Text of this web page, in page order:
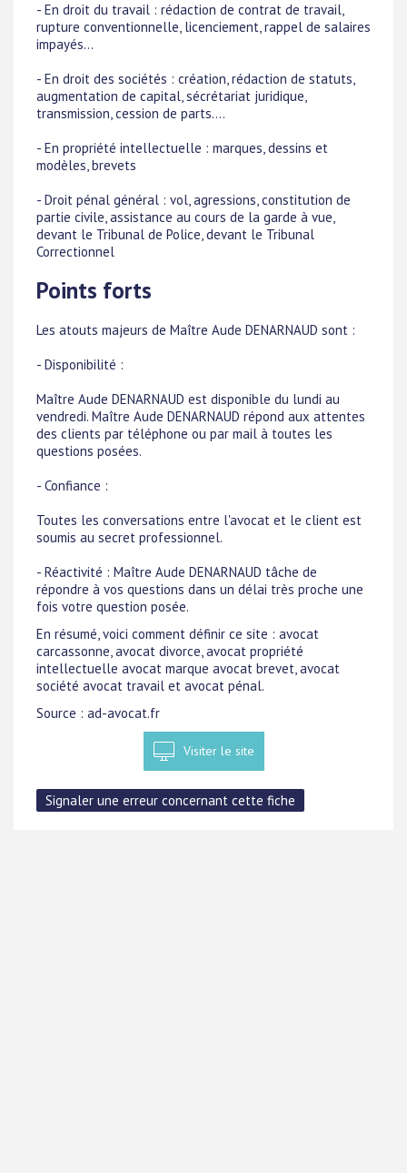
- En droit du travail : rédaction de contrat de travail,
rupture conventionnelle, licenciement, rappel de salaires
impayés...
- En droit des sociétés : création, rédaction de statuts,
augmentation de capital, sécrétariat juridique,
transmission, cession de parts....
- En propriété intellectuelle : marques, dessins et
modèles, brevets
- Droit pénal général : vol, agressions, constitution de
partie civile, assistance au cours de la garde à vue,
devant le Tribunal de Police, devant le Tribunal
Correctionnel
Points forts
Les atouts majeurs de Maître Aude DENARNAUD sont :
- Disponibilité :
Maître Aude DENARNAUD est disponible du lundi au
vendredi. Maître Aude DENARNAUD répond aux attentes
des clients par téléphone ou par mail à toutes les
questions posées.
- Confiance :
Toutes les conversations entre l'avocat et le client est
soumis au secret professionnel.
- Réactivité : Maître Aude DENARNAUD tâche de
répondre à vos questions dans un délai très proche une
fois votre question posée.
En résumé, voici comment définir ce site : avocat
carcassonne, avocat divorce, avocat propriété
intellectuelle avocat marque avocat brevet, avocat
société avocat travail et avocat pénal.
Source : ad-avocat.fr
Visiter le site